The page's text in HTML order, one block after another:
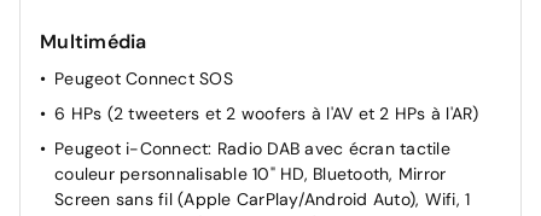
Le véhicule provient directement du réseau Stellantis :
son entretien amont est certifié par le constructeur et
reconnu par les garages du réseau, sans qu'il soit
nécessaire de fournir de preuve papier.
Boîte manuelle
Volant compact en croûte de cuir avec commandes
Multimédia
Peugeot Connect SOS
6 HPs (2 tweeters et 2 woofers à l'AV et 2 HPs à l'AR)
Peugeot i-Connect: Radio DAB avec écran tactile
couleur personnalisable 10" HD, Bluetooth, Mirror
Screen sans fil (Apple CarPlay/Android Auto), Wifi, 1